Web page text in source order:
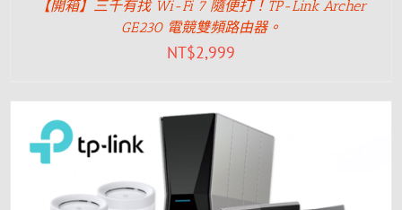
【開箱】三千有找 Wi-Fi 7 隨便打！TP-Link Archer
GE230 電競雙頻路由器。
NT$2,999